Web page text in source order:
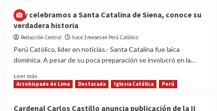
marea
religiosa
en
mes
de
por
Cathy
Fraternidad
Sacerdotal
Jesús
Vive
cumple
25
(Bodas
Hoy celebramos a Santa Catalina de Siena, conoce su
verdadera historia
Redacción Central hace 3 meses en Perú Católico
Perú Católico, líder en noticias.- Santa Catalina fue laica
dominica. A pesar de su poca preparación se involucró en la...
Leer másRead
more
Arzobispado de Lima Destacada Iglesia Católica Perú
Cardenal Carlos Castillo anuncia publicación de la II